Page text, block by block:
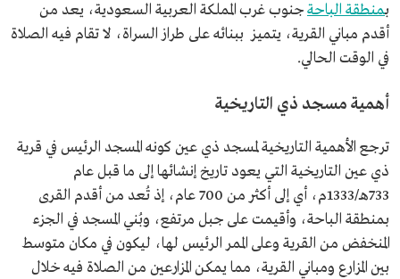
بمنطقة الباحةجنوب غرب المملكة العربية السعودية، يعد من
أقدم مباني القرية، يتميز ببنائه على طراز السراة، لا تقام فيه الصلاة
في الوقت الحالي.
أهمية مسجد ذي التاريخية
ترجع الأهمية التاريخية لمسجد ذي عين كونه المسجد الرئيس في قرية
ذي عين التاريخية التي يعود تاريخ إنشائها إلى ما قبل عام
733هـ/1333م، أي إلى أكثر من 700 عام، إذ تُعد من أقدم القرى
بمنطقة الباحة، وأقيمت على جبل مرتفع، وبُني المسجد في الجزء
المنخفض من القرية وعلى الممر الرئيس لها، ليكون في مكان متوسط
بين المزارع ومباني القرية، مما يمكن المزارعين من الصلاة فيه خلال